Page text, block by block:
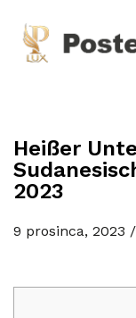
Heißer
2023
9 prosinca, 2023 /